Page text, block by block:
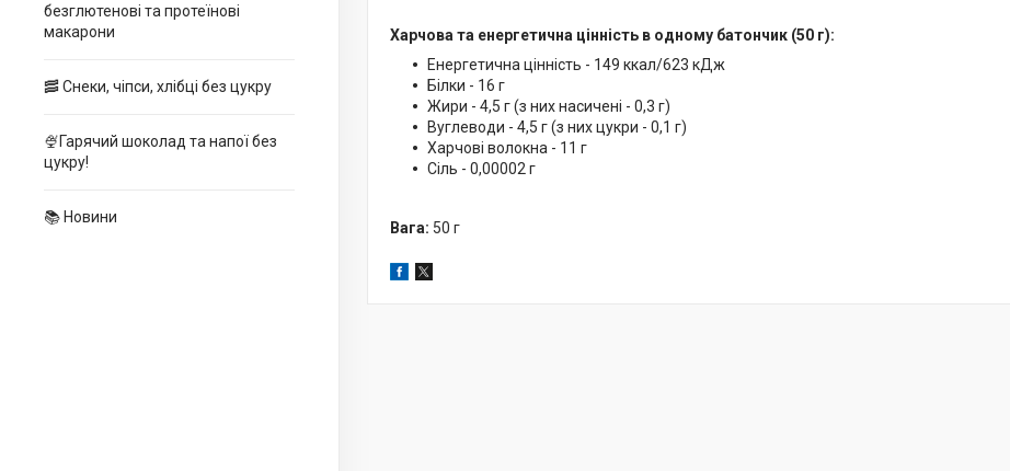
безглютенові та протеїнові
макарони
🥓 Снеки, чіпси, хлібці без цукру
🍨Гарячий шоколад та напої без
цукру!
📚 Новини
Харчова та енергетична цінність в одному батончик (50 г):
Енергетична цінність - 149 ккал/623 кДж
Білки - 16 г
Жири - 4,5 г (з них насичені - 0,3 г)
Вуглеводи - 4,5 г (з них цукри - 0,1 г)
Харчові волокна - 11 г
Сіль - 0,00002 г
Вага: 50 г